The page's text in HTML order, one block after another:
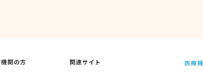
関の方
関連サイト
医療